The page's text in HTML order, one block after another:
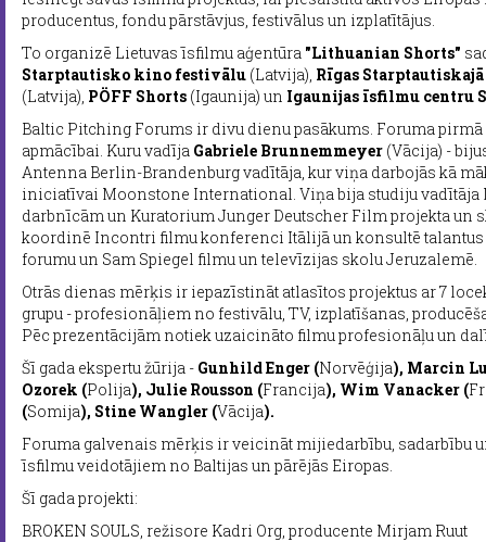
producentus, fondu pārstāvjus, festivālus un izplatītājus.
To organizē Lietuvas īsfilmu aģentūra "Lithuanian Shorts"
Starptautisko kino festivālu (Latvija), Rīgas
(Latvija), PÖFF Shorts (Igaunija) un Igaunijas īsfilmu centru
Baltic Pitching Forums ir divu dienu pasākums. Foruma
apmācībai. Kuru vadīja Gabriele Brunnemmeyer (Vācija) -
Antenna Berlin-Brandenburg vadītāja, kur viņa darbojās kā
iniciatīvai Moonstone International. Viņa bija studiju vadītāja
darbnīcām un Kuratorium Junger Deutscher Film projekta un
koordinē Incontri filmu konferenci Itālijā un konsultē talantus
forumu un Sam Spiegel filmu un televīzijas skolu Jeruzalemē.
Otrās dienas mērķis ir iepazīstināt atlasītos projektus ar 7
grupu - profesionāļiem no festivālu, TV, izplatīšanas,
Pēc prezentācijām notiek uzaicināto filmu profesionāļu un
Šī gada ekspertu žūrija - Gunhild Enger (Norvēģija), Marcin
Ozorek (Polija), Julie Rousson (Francija), Wim Vanacker (
(Somija), Stine Wangler (Vācija).
Foruma galvenais mērķis ir veicināt mijiedarbību, sadarbību
īsfilmu veidotājiem no Baltijas un pārējās Eiropas.
Šī gada projekti:
BROKEN SOULS, režisore Kadri Org, producente Mirjam Ruut